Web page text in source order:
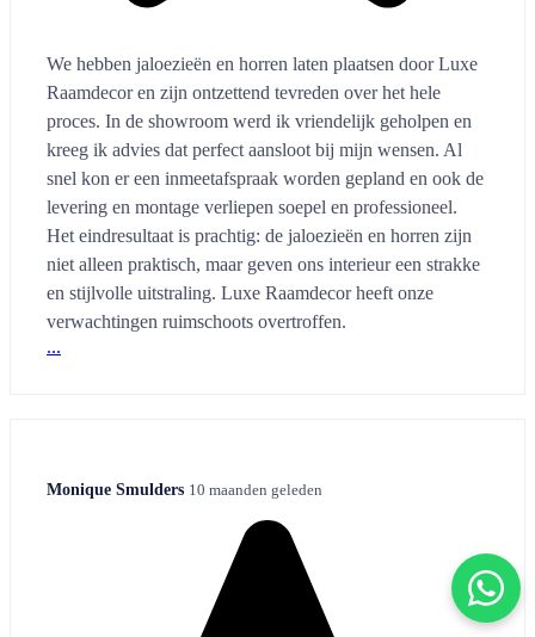
We hebben jaloezieën en horren laten plaatsen door Luxe
Raamdecor en zijn ontzettend tevreden over het hele
proces. In de showroom werd ik vriendelijk geholpen en
kreeg ik advies dat perfect aansloot bij mijn wensen. Al
snel kon er een inmeetafspraak worden gepland en ook de
levering en montage verliepen soepel en professioneel.
Het eindresultaat is prachtig: de jaloezieën en horren zijn
niet alleen praktisch, maar geven ons interieur een strakke
en stijlvolle uitstraling. Luxe Raamdecor heeft onze
verwachtingen ruimschoots overtroffen.
...
Monique Smulders 10 maanden geleden